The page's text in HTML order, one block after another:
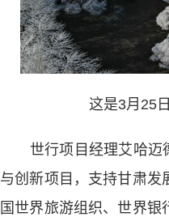
这是3月25日
世行项目经理艾哈迈德
与创新项目，支持甘肃发
国世界旅游组织、世界